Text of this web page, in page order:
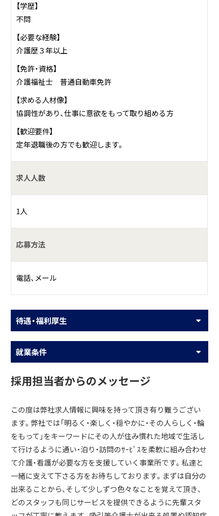
【学歴】
不問
【必要な経験】
介護歴３年以上
【免許・資格】
介護福祉士 普通自動車免許
【求める人材像】
協調性があり、仕事に意欲をもって取り組める方
【歓迎要件】
定年退職後の方でも歓迎します。
求人人数
1人
応募方法
電話、メール
待遇・福利厚生
就業条件
採用担当者からのメッセージ
この度は弊社求人情報に興味を持って頂き有り難うござい
ます。弊社では「明るく・楽しく・穏やかに・その人らしく・輪
をもって」をキーワードにその人が住み慣れた地域で生活し
て行けるように通い・泊り・訪問のｻｰﾋﾞｽを柔軟に組み合わせ
て介護・看護が必要な方を支援していく事業所です。私達と
一緒に支えて下さる方をお待ちしております。まずは自分の
出来ることから、そして少しずつ色々なことを覚えて頂き、
どのスタッフも同じサービスを提供できるように先輩スタ